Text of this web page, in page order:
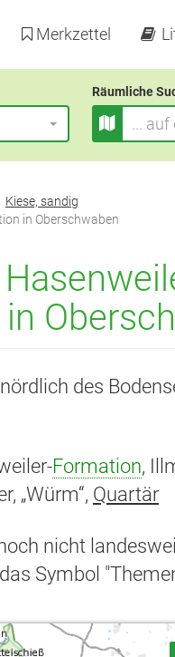
Merkzettel
Räumliche
Kiese, sandig
in Oberschwaben
des
Formation,
„Würm“, Quartär
nicht
Symbol